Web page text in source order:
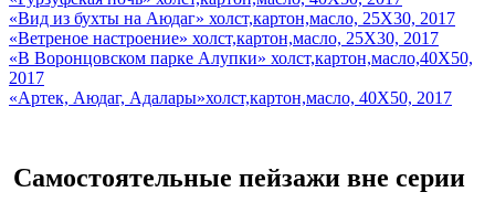
«Вид из бухты на Аюдаг» холст,картон,масло, 25Х30, 2017
«Ветреное настроение» холст,картон,масло, 25Х30, 2017
«В Воронцовском парке Алупки» холст,картон,масло,40Х50,
2017
«Артек, Аюдаг, Адалары»холст,картон,масло, 40Х50, 2017
Самостоятельные пейзажи вне серии